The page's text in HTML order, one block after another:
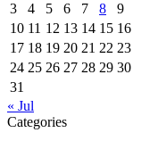
3
4 5 6 7 8
9
10 11 12 13 14 15 16
17 18 19 20 21 22 23
24 25 26 27 28 29 30
31
« Jul
Categories